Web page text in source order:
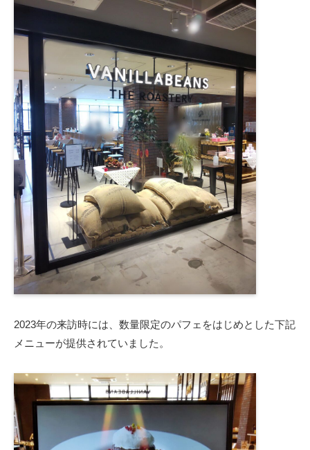
2023年の来訪時には、数量限定のパフェをはじめとした下記
メニューが提供されていました。